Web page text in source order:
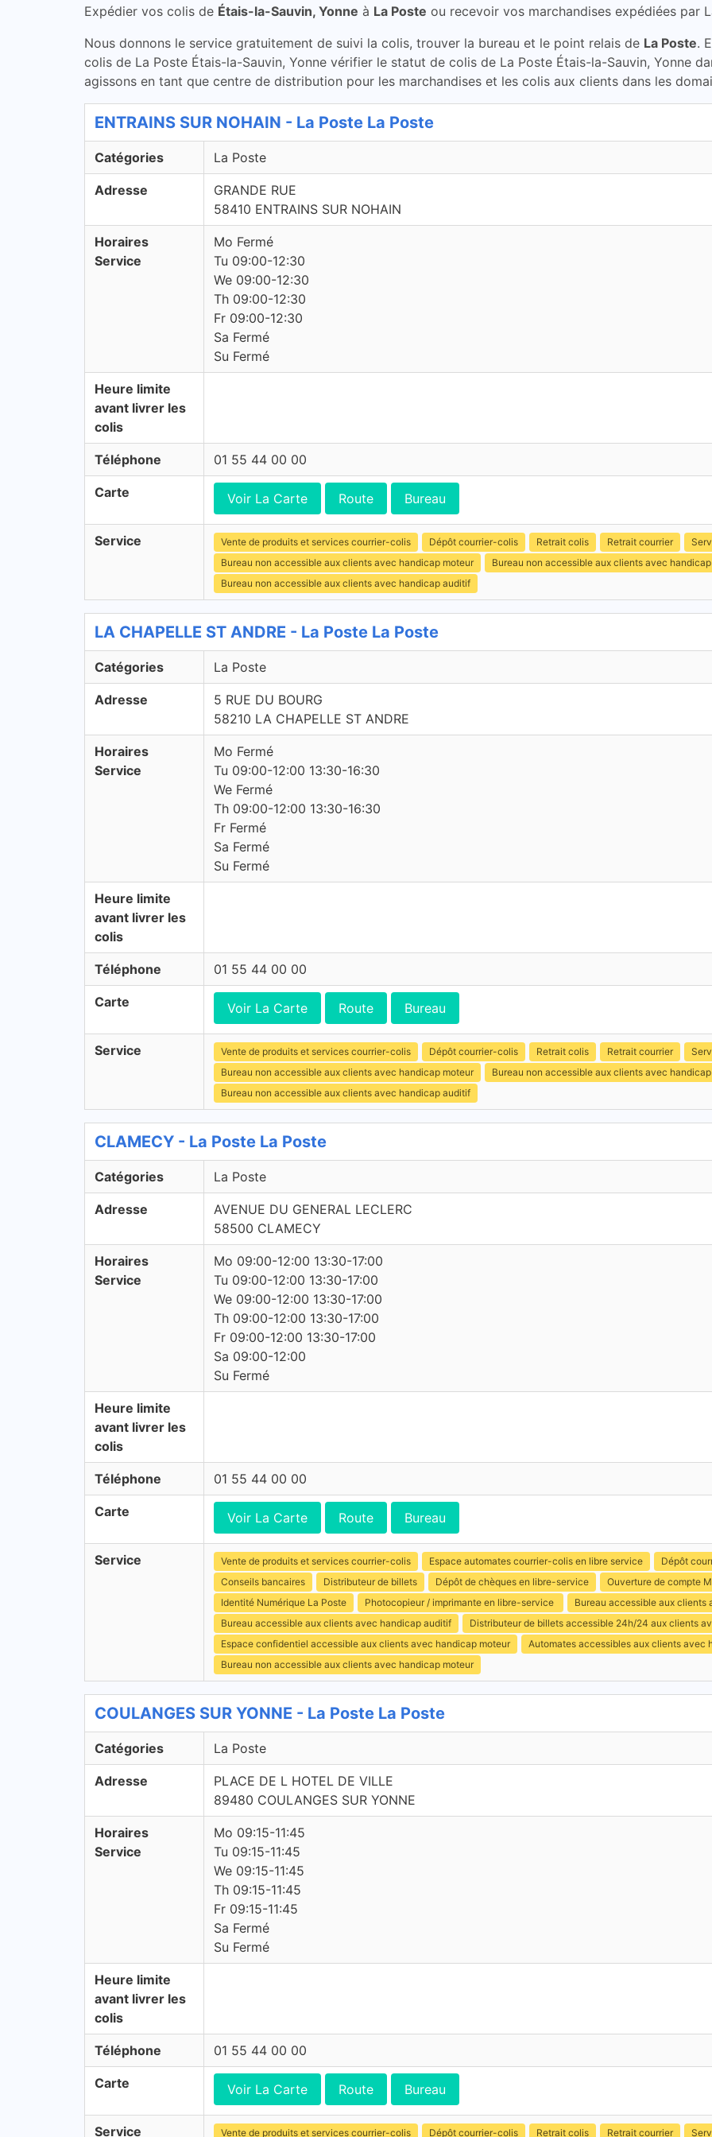
Expédier vos colis de Étais-la-Sauvin, Yonne à La Poste ou recevoir vos marchandises expédiées par
Nous donnons le service gratuitement de suivi la colis, trouver la bureau et le point relais de La Poste.
colis de La Poste Étais-la-Sauvin, Yonne vérifier le statut de colis de La Poste Étais-la-Sauvin, Yonne
agissons en tant que centre de distribution pour les marchandises et les colis aux clients dans les
ENTRAINS SUR NOHAIN - La Poste La Poste
Catégories La Poste
Adresse
GRANDE RUE
58410 ENTRAINS SUR NOHAIN
Horaires
Service
Mo Fermé
Tu 09:00-12:30
We 09:00-12:30
Th 09:00-12:30
Fr 09:00-12:30
Sa Fermé
Su Fermé
Heure limite
avant livrer les
colis
Téléphone 01 55 44 00 00
Carte Voir La Carte Route Bureau
Service Vente de produits et services courrier-colis Dépôt courrier-colis Retrait colis Retrait courrier
Bureau non accessible aux clients avec handicap moteur
Bureau non accessible aux clients avec
Bureau non accessible aux clients avec handicap auditif
LA CHAPELLE ST ANDRE - La Poste La Poste
Catégories La Poste
Adresse
5 RUE DU BOURG
58210 LA CHAPELLE ST ANDRE
Horaires
Service
Mo Fermé
Tu 09:00-12:00 13:30-16:30
We Fermé
Th 09:00-12:00 13:30-16:30
Fr Fermé
Sa Fermé
Su Fermé
Heure limite
avant livrer les
colis
Téléphone 01 55 44 00 00
Carte Voir La Carte Route Bureau
Service Vente de produits et services courrier-colis Dépôt courrier-colis Retrait colis Retrait courrier
Bureau non accessible aux clients avec handicap moteur
Bureau non accessible aux clients avec
Bureau non accessible aux clients avec handicap auditif
CLAMECY - La Poste La Poste
Catégories La Poste
Adresse
AVENUE DU GENERAL LECLERC
58500 CLAMECY
Horaires
Service
Mo 09:00-12:00 13:30-17:00
Tu 09:00-12:00 13:30-17:00
We 09:00-12:00 13:30-17:00
Th 09:00-12:00 13:30-17:00
Fr 09:00-12:00 13:30-17:00
Sa 09:00-12:00
Su Fermé
Heure limite
avant livrer les
colis
Téléphone 01 55 44 00 00
Carte Voir La Carte Route Bureau
Service Vente de produits et services courrier-colis Espace automates courrier-colis en libre service Dépôt
Conseils bancaires
Distributeur de billets Dépôt de chèques en libre-service Ouverture de compte
Identité Numérique La Poste
Photocopieur / imprimante en libre-service
Bureau accessible aux clients
Bureau accessible aux clients avec handicap auditif
Distributeur de billets accessible 24h/24 aux clients
Espace confidentiel accessible aux clients avec handicap moteur
Automates accessibles aux clients avec
Bureau non accessible aux clients avec handicap moteur
COULANGES SUR YONNE - La Poste La Poste
Catégories La Poste
Adresse
PLACE DE L HOTEL DE VILLE
89480 COULANGES SUR YONNE
Horaires
Service
Mo 09:15-11:45
Tu 09:15-11:45
We 09:15-11:45
Th 09:15-11:45
Fr 09:15-11:45
Sa Fermé
Su Fermé
Heure limite
avant livrer les
colis
Téléphone 01 55 44 00 00
Carte Voir La Carte Route Bureau
Service Vente de produits et services courrier-colis Dépôt courrier-colis Retrait colis Retrait courrier